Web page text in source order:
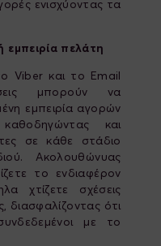
ενισχύοντας τα
εμπειρία πελάτη
Viber και το Email
μπορούν να
εμπειρία αγορών
και
σε κάθε στάδιο
Ακολουθώνυας
το ενδιαφέρον
χτίζετε σχέσεις
διασφαλίζοντας ότι
με το